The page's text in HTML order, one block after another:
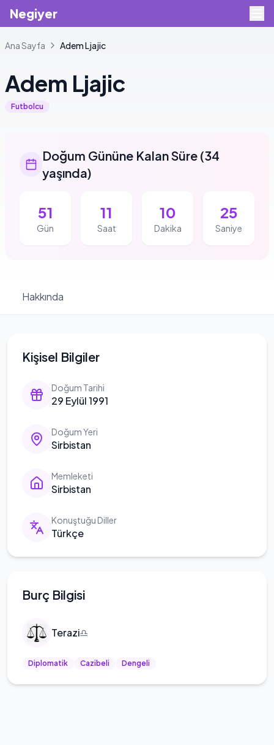
Negiyer
Ana Sayfa AdemLjajic
Adem Ljajic
Futbolcu
Doğum Gününe Kalan Süre (34
yaşında)
51
Gün
11
Saat
10
Dakika
24
Saniye
Hakkında
Kişisel Bilgiler
Doğum Tarihi
29 Eylül 1991
Doğum Yeri
Sirbistan
Memleketi
Sirbistan
Konuştuğu Diller
Türkçe
Burç Bilgisi
Terazi♎
Diplomatik Cazibeli Dengeli